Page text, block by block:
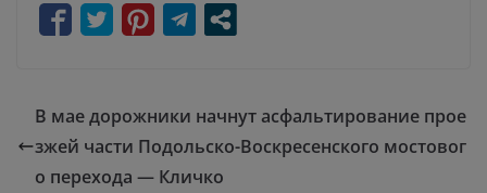
В мае дорожники начнут асфальтирование прое
зжей части Подольско-Воскресенского мостовог
о перехода — Кличко